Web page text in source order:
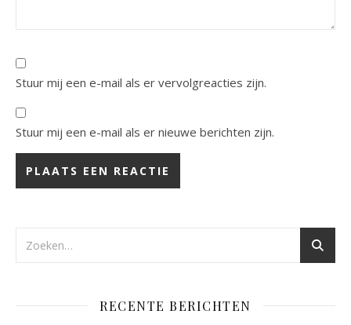
Stuur mij een e-mail als er vervolgreacties zijn.
Stuur mij een e-mail als er nieuwe berichten zijn.
RECENTE BERICHTEN